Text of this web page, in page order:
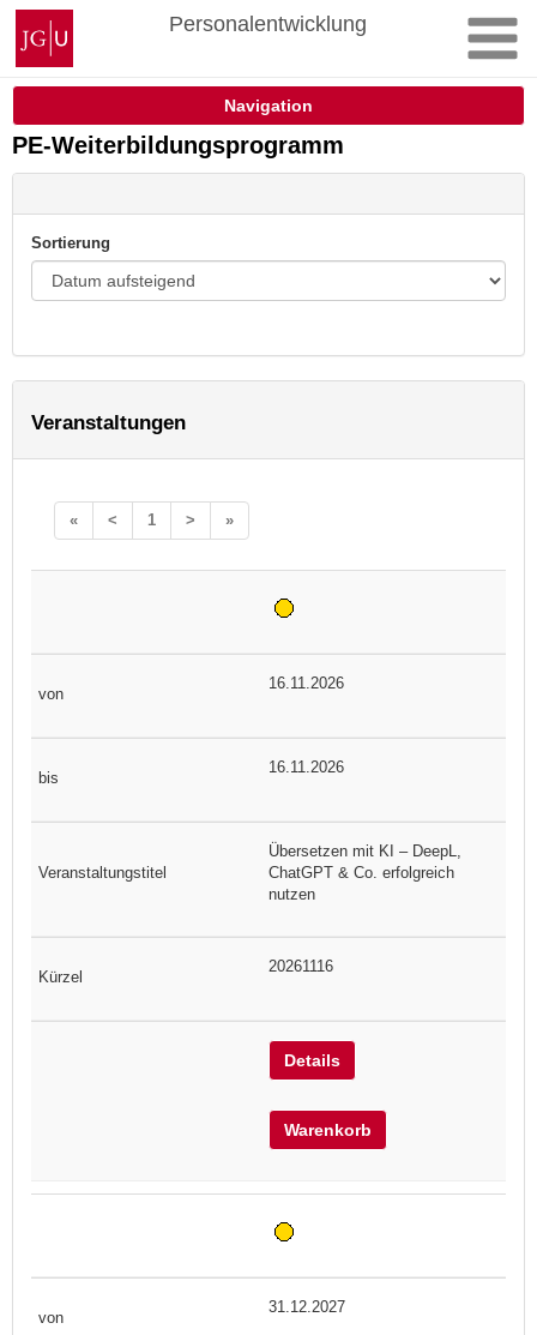
Zum
Inhalt
springen
Johannes
Gutenberg-
Universität
Personalentwicklung
Navigation
PE-Weiterbildungsprogramm
Sortierung
Veranstaltungen
« < 1 > »
16.11.2026
16.11.2026
Übersetzen mit KI – DeepL,
ChatGPT & Co. erfolgreich
nutzen
20261116
Details
Warenkorb
31.12.2027